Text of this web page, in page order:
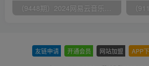
友链申请 开通会员 网站加盟 APP